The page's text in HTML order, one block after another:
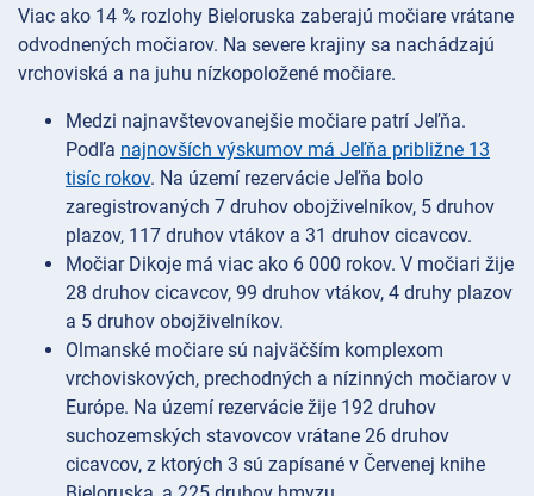
Viac ako 14 % rozlohy Bieloruska zaberajú močiare vrátane
odvodnených močiarov. Na severe krajiny sa nachádzajú
vrchoviská a na juhu nízkopoložené močiare.
Medzi najnavštevovanejšie močiare patrí Jeľňa.
Podľa najnovších výskumov má Jeľňa približne 13
tisíc rokov. Na území rezervácie Jeľňa bolo
zaregistrovaných 7 druhov obojživelníkov, 5 druhov
plazov, 117 druhov vtákov a 31 druhov cicavcov.
Močiar Dikoje má viac ako 6 000 rokov. V močiari žije
28 druhov cicavcov, 99 druhov vtákov, 4 druhy plazov
a 5 druhov obojživelníkov.
Olmanské močiare sú najväčším komplexom
vrchoviskových, prechodných a nízinných močiarov v
Európe. Na území rezervácie žije 192 druhov
suchozemských stavovcov vrátane 26 druhov
cicavcov, z ktorých 3 sú zapísané v Červenej knihe